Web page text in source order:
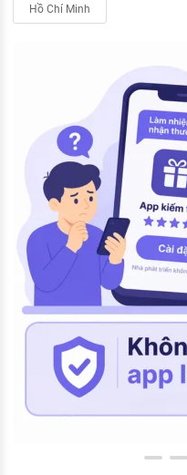
Hồ Chí Minh